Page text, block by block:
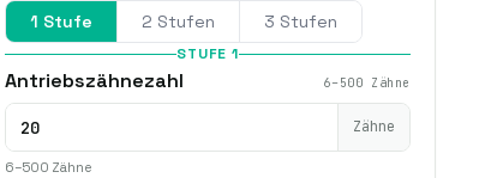
1 Stufe 2 Stufen 3 Stufen
STUFE 1
Antriebszähnezahl 6–500 Zähne
Zähne
6–500 Zähne